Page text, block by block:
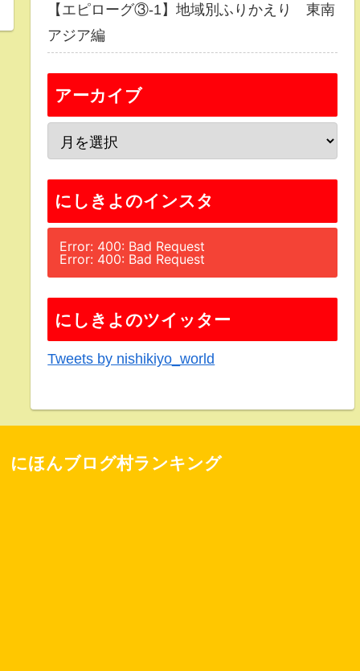
【エピローグ③-1】地域別ふりかえり 東南
アジア編
アーカイブ
にしきよのインスタ
Error: 400: Bad Request
Error: 400: Bad Request
にしきよのツイッター
Tweets by nishikiyo_world
にほんブログ村ランキング